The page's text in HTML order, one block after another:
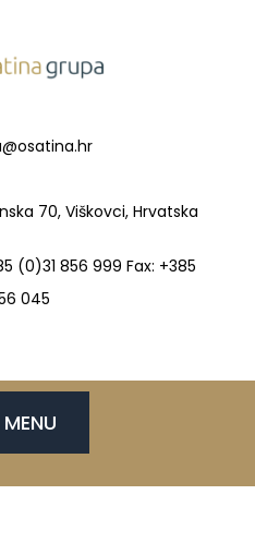
70, Viškovci, Hrvatska
(0)31 856 999 Fax: +385
045
MENU